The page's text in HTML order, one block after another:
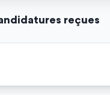
s reçues